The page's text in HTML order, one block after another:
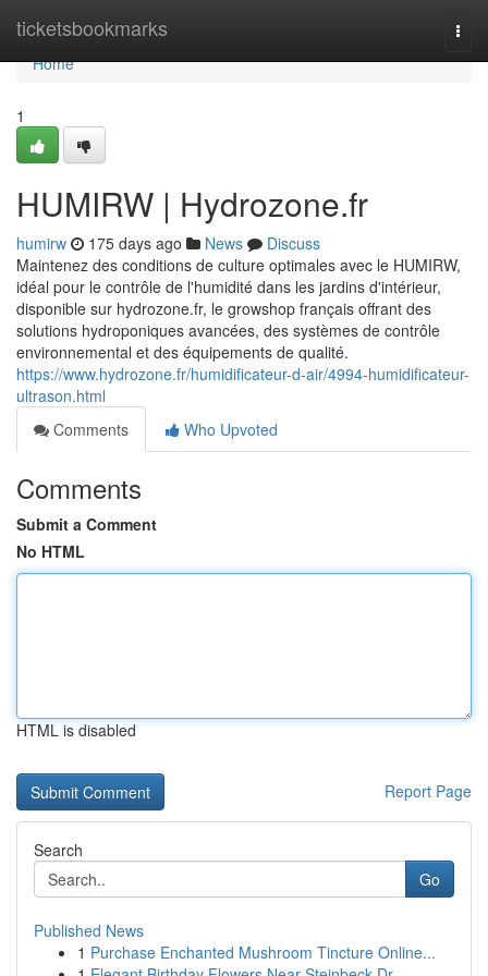
ticketsbookmarks
Home
Home
1
HUMIRW | Hydrozone.fr
humirw 175 days ago News
Discuss
Maintenez des conditions de culture optimales avec le HUMIRW,
idéal pour le contrôle de l'humidité dans les jardins d'intérieur,
disponible sur hydrozone.fr, le growshop français offrant des
solutions hydroponiques avancées, des systèmes de contrôle
environnemental et des équipements de qualité.
https://www.hydrozone.fr/humidificateur-d-air/4994-humidificateur-
ultrason.html
Comments
Who Upvoted
Comments
Submit a Comment
No HTML
HTML is disabled
Report Page
Search
Go
Published News
1 Purchase Enchanted Mushroom Tincture Online...